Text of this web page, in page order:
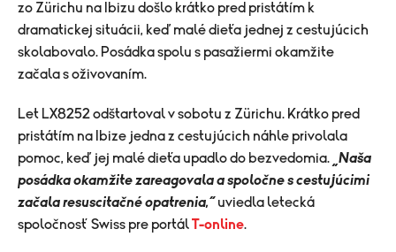
zo Zürichu na Ibizu došlo krátko pred pristátím k
dramatickej situácii, keď malé dieťa jednej z cestujúcich
skolabovalo. Posádka spolu s pasažiermi okamžite
začala s oživovaním.
Let LX8252 odštartoval v sobotu z Zürichu. Krátko pred
pristátím na Ibize jedna z cestujúcich náhle privolala
pomoc, keď jej malé dieťa upadlo do bezvedomia.
„Naša
posádka okamžite zareagovala a spoločne s cestujúcimi
začala resuscitačné opatrenia,“ uviedla letecká
spoločnosť Swiss pre portálT-online.